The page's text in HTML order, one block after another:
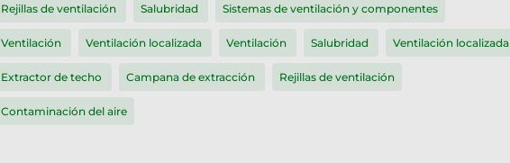
Rejillas de ventilación Salubridad Sistemas de ventilación y componentes
Ventilación Ventilación localizada Ventilación Salubridad Ventilación localizada
Extractor de techo Campana de extracción Rejillas de ventilación
Contaminación del aire